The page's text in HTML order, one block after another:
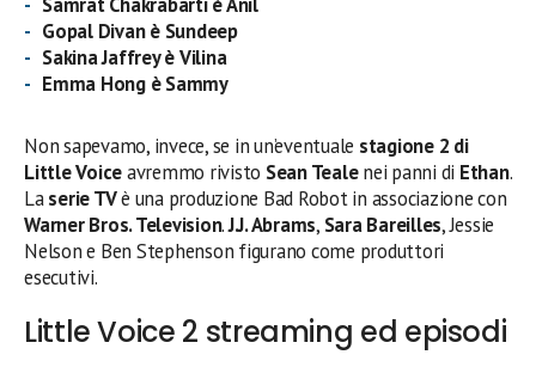
Gopal Divan è Sundeep
Sakina Jaffrey è Vilina
Emma Hong è Sammy
Non sapevamo, invece, se in un’eventuale stagione 2 di
Little Voiceavremmo rivisto Sean Tealenei panni di Ethan.
Laserie TVè una produzione Bad Robot in associazione con
Warner Bros. Television.J.J. Abrams, Sara Bareilles, Jessie
Nelson e Ben Stephenson figurano come produttori
esecutivi.
Little Voice 2 streaming ed episodi